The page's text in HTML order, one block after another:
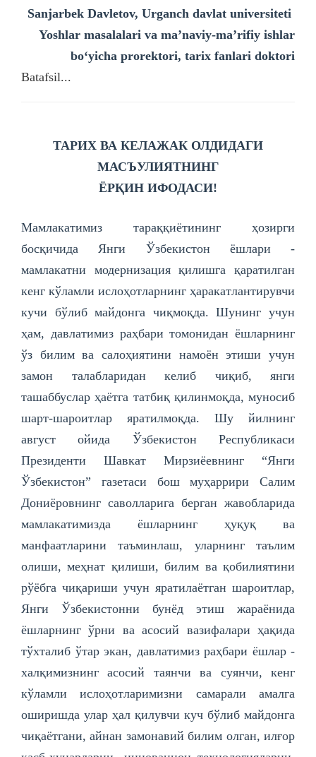
Sanjarbek Davletov, Urganch davlat universiteti
Yoshlar masalalari va ma’naviy-ma’rifiy ishlar
bo‘yicha prorektori, tarix fanlari doktori
Batafsil...
ТАРИХ ВА КЕЛАЖАК ОЛДИДАГИ
МАСЪУЛИЯТНИНГ
ЁРҚИН ИФОДАСИ!
Мамлакатимиз тараққиётининг ҳозирги
босқичида Янги Ўзбекистон ёшлари -
мамлакатни модернизация қилишга қаратилган
кенг кўламли ислоҳотларнинг ҳаракатлантирувчи
кучи бўлиб майдонга чиқмоқда. Шунинг учун
ҳам, давлатимиз раҳбари томонидан ёшларнинг
ўз билим ва салоҳиятини намоён этиши учун
замон талабларидан келиб чиқиб, янги
ташаббуслар ҳаётга татбиқ қилинмоқда, муносиб
шарт-шароитлар яратилмоқда. Шу йилнинг
август ойида Ўзбекистон Республикаси
Президенти Шавкат Мирзиёевнинг “Янги
Ўзбекистон” газетаси бош муҳаррири Салим
Дониёровнинг саволларига берган жавобларида
мамлакатимизда ёшларнинг ҳуқуқ ва
манфаатларини таъминлаш, уларнинг таълим
олиши, меҳнат қилиши, билим ва қобилиятини
рўёбга чиқариши учун яратилаётган шароитлар,
Янги Ўзбекистонни бунёд этиш жараёнида
ёшларнинг ўрни ва асосий вазифалари ҳақида
тўхталиб ўтар экан, давлатимиз раҳбари ёшлар -
халқимизнинг асосий таянчи ва суянчи, кенг
кўламли ислоҳотларимизни самарали амалга
оширишда улар ҳал қилувчи куч бўлиб майдонга
чиқаётгани, айнан замонавий билим олган, илғор